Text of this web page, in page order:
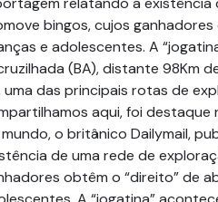
bingos, cujos
e adolescentes. A
(BA), distante 98Km
uma das principais rotas de
aqui, foi destaque
o britânico Dailymail,
de uma rede de
obtêm o “direito” de